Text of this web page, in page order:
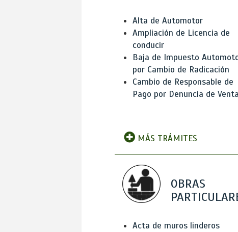
Alta de Automotor
Ampliación de Licencia de
conducir
Baja de Impuesto
por Cambio de Radicación
Cambio de Responsable de
Pago por Denuncia de Venta
MÁS TRÁMITES
OBRAS
Acta de muros linderos